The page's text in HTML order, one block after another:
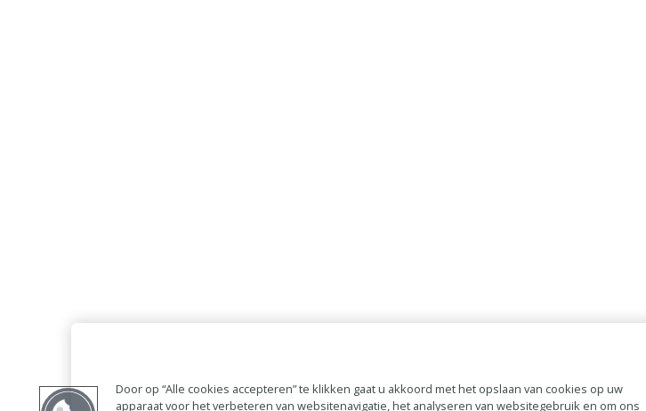
Door op “Alle cookies accepteren” te klikken gaat u akkoord met het opslaan van cookies op uw
apparaat voor het verbeteren van websitenavigatie, het analyseren van websitegebruik en om ons